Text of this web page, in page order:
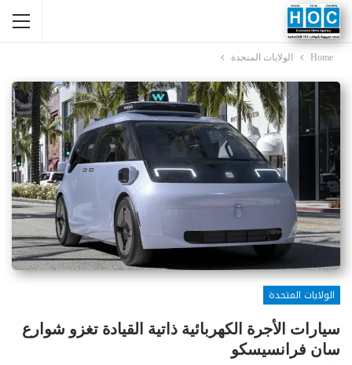
Home الولايات المتحدة
الولايات المتحدة
سيارات الأجرة الكهربائية ذاتية القيادة تغزو شوارع
سان فرانسيسكو